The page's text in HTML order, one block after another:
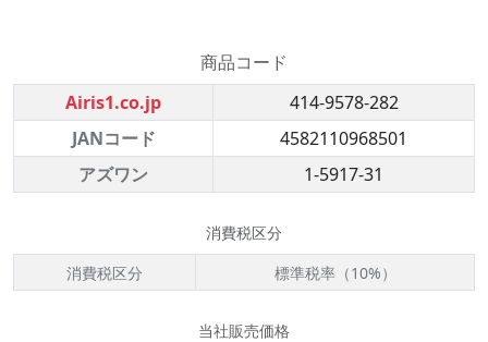
商品コード
Airis1.co.jp
414-9578-282
JANコード
4582110968501
アズワン
1-5917-31
消費税区分
消費税区分
標準税率（10%）
当社販売価格